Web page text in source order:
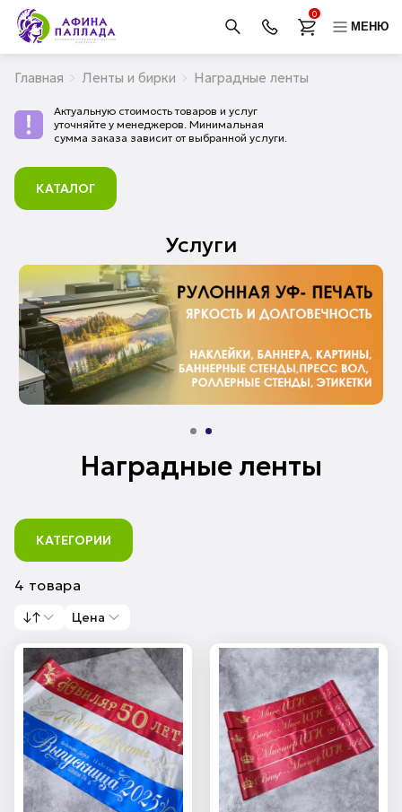
0
МЕНЮ
Главная Ленты и бирки Наградные ленты
Актуальную стоимость товаров и услуг
уточняйте у менеджеров. Минимальная
сумма заказа зависит от выбранной услуги.
КАТАЛОГ
Услуги
Наградные ленты
КАТЕГОРИИ
4 товара
↓↑ Цена